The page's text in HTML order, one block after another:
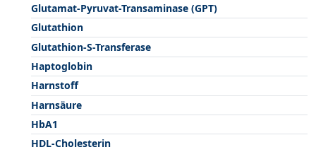
Glutamat-Pyruvat-Transaminase (GPT)
Glutathion
Glutathion-S-Transferase
Haptoglobin
Harnstoff
Harnsäure
HbA1
HDL-Cholesterin